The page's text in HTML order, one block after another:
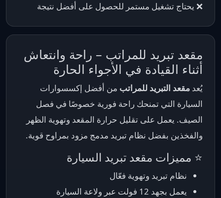
❌ يحتاج تشغيل مستمر للحصول على أفضل نتيجة
مقعد تبريد للمراتب – راحة وانتعاش
أثناء القيادة في الأجواء الحارة
يُعد مقعد التبريد للمراتب من أفضل إكسسوارات
السيارة التي تمنحك راحة فورية خصوصًا في فصل
الصيف. يعمل على تقليل حرارة المقعد وتهوية الظهر
والفخذين بفضل نظام تبريد مدمج مزود بمراوح قوية.
⭐ مميزات مقعد تبريد السيارة
نظام تبريد وتهوية فعّال
يعمل بجهد 12 فولت عبر ولاعة السيارة